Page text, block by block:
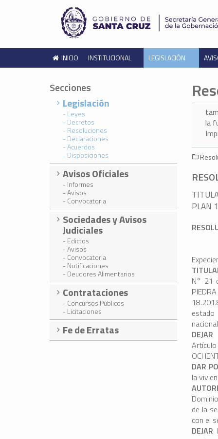
INICIO INSTITUCIONAL LEGISLACIÓN
Secciones
Legislación
- Leyes
- Decretos
- Resoluciones
- Declaraciones
- Acuerdos
- Disposiciones
Avisos Oficiales
- Informes
- Avisos
- Convocatoria
Sociedades y Avisos
Judiciales
- Edictos
- Avisos
- Convocatoria
- Notificaciones
- Deudores Alimentarios
Contrataciones
- Concursos Públicos
- Licitaciones
Fe de Erratas
la
PLAN
N° 21
estado
DEJAR
DAR
la
de la
con el
DEJAR